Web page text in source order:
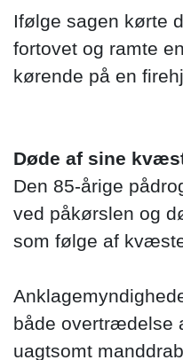
Ifølge sagen kørte
fortovet og ramte
kørende på en
Døde af sine
Den 85-årige
ved påkørslen og
som følge af
både overtrædelse
uagtsomt